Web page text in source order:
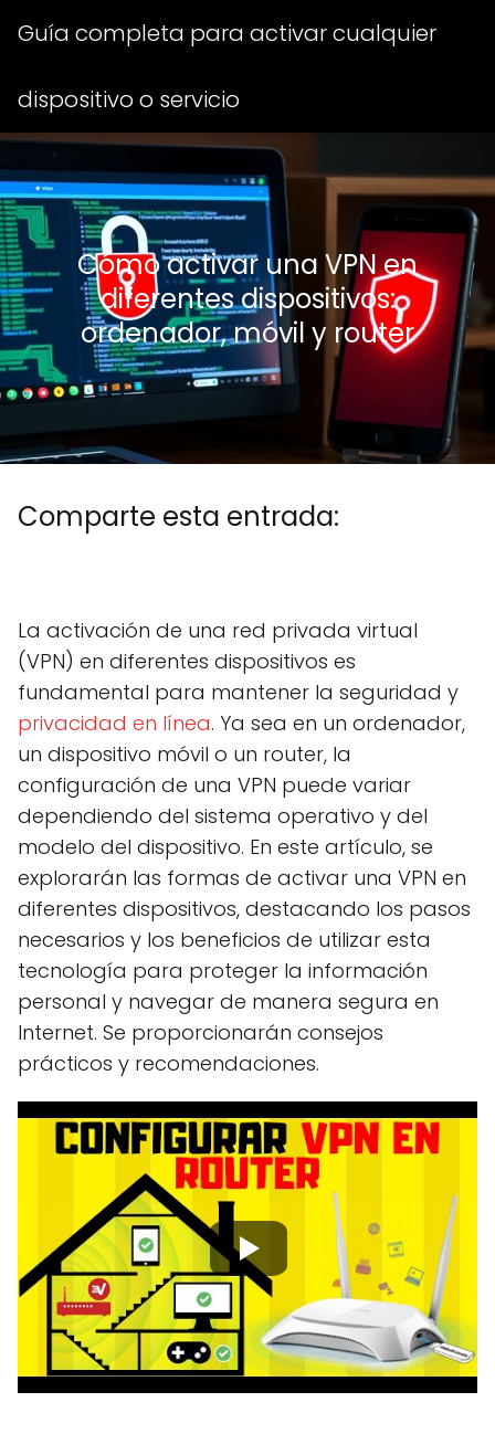
Guía completa para activar cualquier
dispositivo o servicio
Cómo activar una VPN en
diferentes dispositivos:
ordenador, móvil y router
Comparte esta entrada:
p
t
i
r
e
n
w
t
e
r
)
p
r
t
i
r
e
n
e
o
o
k
p
r
t
i
r
e
n
t
r
e
s
t
p
r
t
i
r
e
n
k
d
I
n
t
i
r
e
La activación de una red privada virtual
(VPN) en diferentes dispositivos es
fundamental para mantener la seguridad y
privacidad en línea. Ya sea en un ordenador,
un dispositivo móvil o un router, la
configuración de una VPN puede variar
dependiendo del sistema operativo y del
modelo del dispositivo. En este artículo, se
explorarán las formas de activar una VPN en
diferentes dispositivos, destacando los pasos
necesarios y los beneficios de utilizar esta
tecnología para proteger la información
personal y navegar de manera segura en
Internet. Se proporcionarán consejos
prácticos y recomendaciones.